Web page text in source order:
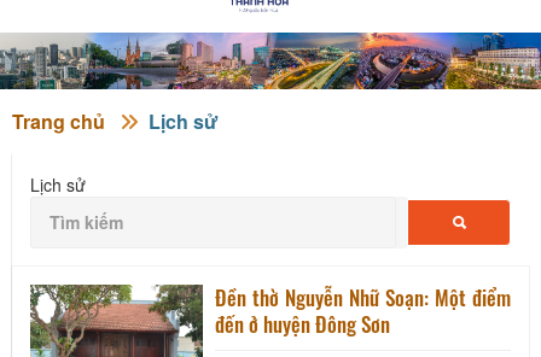
Trang chủ Lịch sử
Lịch sử
Đền thờ Nguyễn Nhữ Soạn: Một điểm
đến ở huyện Đông Sơn